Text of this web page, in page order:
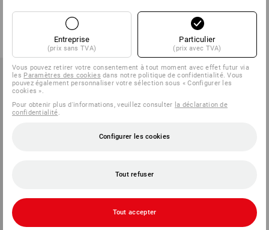
variante
NOUVEAU
PROMO -25%
Entreprise
(prix sans TVA)
Particulier
(prix avec TVA)
Vous pouvez retirer votre consentement à tout moment avec effet futur via
les Paramètres des cookies dans notre politique de confidentialité. Vous
pouvez également personnaliser votre sélection sous « Configurer les
cookies ».
Pour obtenir plus d'informations, veuillez consulter la déclaration de
confidentialité.
Configurer les cookies
Tout refuser
Tout accepter